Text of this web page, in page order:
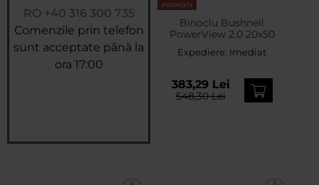
RO +40 316 300 735
Comenzile prin telefon
sunt acceptate până la
ora 17:00
PROMOTII
Binoclu Bushnell
PowerView 2.0 20x50
Expediere: Imediat
383,29 Lei
548,30 Lei